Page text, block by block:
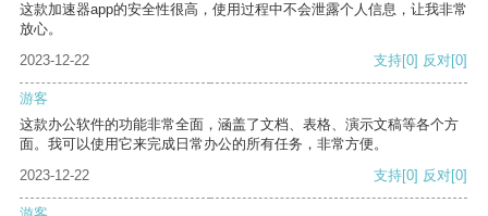
这款加速器app的安全性很高，使用过程中不会泄露个人信息，让我非常
放心。
2023-12-22
支持[0] 反对[0]
游客
这款办公软件的功能非常全面，涵盖了文档、表格、演示文稿等各个方
面。我可以使用它来完成日常办公的所有任务，非常方便。
2023-12-22
支持[0] 反对[0]